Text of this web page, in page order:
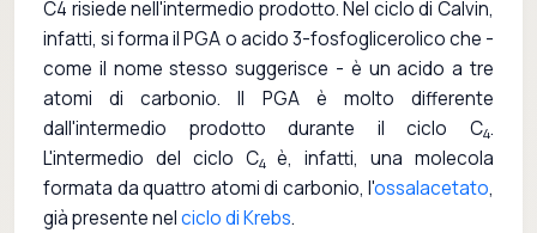
C4 risiede nell'intermedio prodotto. Nel ciclo di Calvin,
infatti, si forma il PGA o acido 3-fosfoglicerolico che -
come il nome stesso suggerisce - è un acido a tre
atomi di carbonio. Il PGA è molto differente
dall'intermedio prodotto durante il ciclo C4.
L'intermedio del ciclo C4
è, infatti, una molecola
formata da quattro atomi di carbonio, l'ossalacetato,
già presente nelciclo di Krebs.